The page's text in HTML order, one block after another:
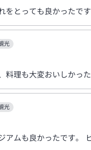
をとっても良かったです
光
料理も大変おいしかった
光
アムも良かったです。